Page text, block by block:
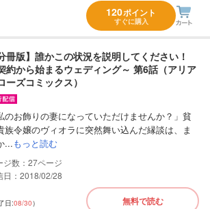
120ポイント
すぐに購入
冊版】誰かこの状況を説明してください！
約から始まるウェディング～ 第6話（アリア
ーズコミックス）
のお飾りの妻になっていただけませんか？」貧
族令嬢のヴィオラに突然舞い込んだ縁談は、ま
...もっと読む
27
日：2018/02/28
日:08/30） 無料で読む